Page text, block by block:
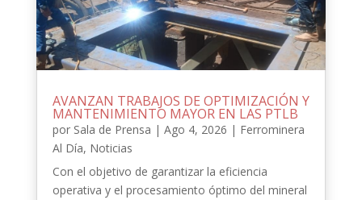
AVANZAN TRABAJOS DE OPTIMIZACIÓN Y
MANTENIMIENTO MAYOR EN LAS PTLB
por Sala de Prensa | Ago 4, 2026 | Ferrominera
Al Día, Noticias
Con el objetivo de garantizar la eficiencia
operativa y el procesamiento óptimo del mineral